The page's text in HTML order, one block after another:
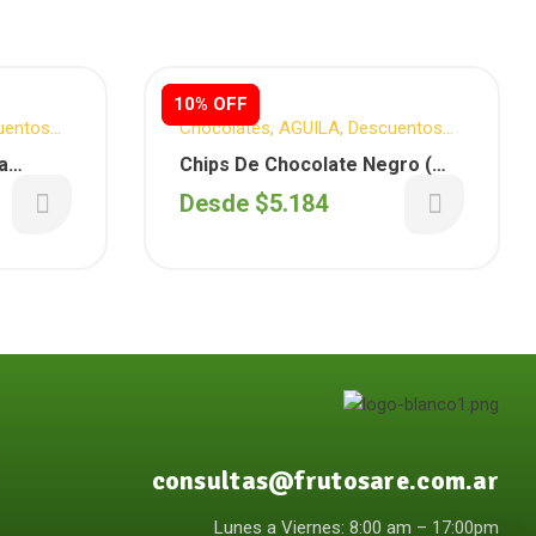
)
10% OFF
10% OFF
Chocolates, AGUILA, Descuentos
Semanales,Reposteria
Chips De Chocolate Negro (
Aguila )
Desde $5.184
consultas@frutosare.com.ar
Lunes a Viernes: 8:00 am – 17:00pm